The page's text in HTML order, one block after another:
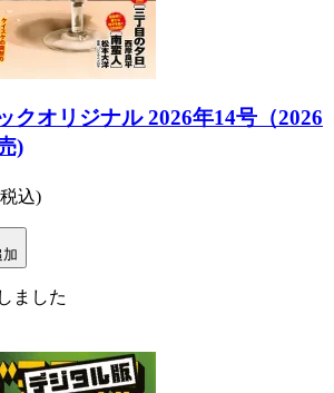
クオリジナル 2026年14号（2026
)
込)
加
ました